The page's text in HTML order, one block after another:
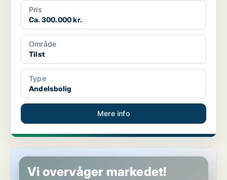
Pris
Ca. 300.000 kr.
Område
Tilst
Type
Andelsbolig
Mere info
Andelsbolig i Århus N
Vi overvåger markedet!